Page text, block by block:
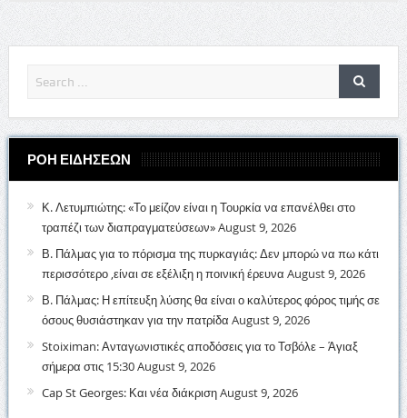
ΡΟΗ ΕΙΔΗΣΕΩΝ
Κ. Λετυμπιώτης: «Το μείζον είναι η Τουρκία να επανέλθει στο
τραπέζι των διαπραγματεύσεων»August 9, 2026
Β. Πάλμας για το πόρισμα της πυρκαγιάς: Δεν μπορώ να πω κάτι
περισσότερο ,είναι σε εξέλιξη η ποινική έρευνα August 9, 2026
Β. Πάλμας: Η επίτευξη λύσης θα είναι ο καλύτερος φόρος τιμής σε
όσους θυσιάστηκαν για την πατρίδα August 9, 2026
Stoiximan: Ανταγωνιστικές αποδόσεις για το Τσβόλε – Άγιαξ
σήμερα στις 15:30August 9, 2026
Cap St Georges: Και νέα διάκρισηAugust 9, 2026